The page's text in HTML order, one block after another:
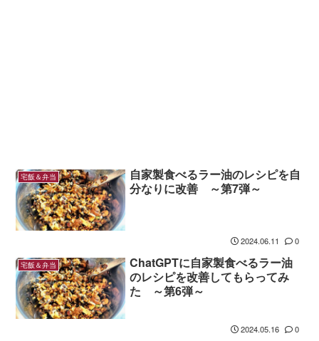
宅飯＆弁当
自家製食べるラー油のレシピを自
分なりに改善 ～第7弾～
2024.06.11 0
宅飯＆弁当
ChatGPTに自家製食べるラー油
のレシピを改善してもらってみ
た ～第6弾～
2024.05.16 0